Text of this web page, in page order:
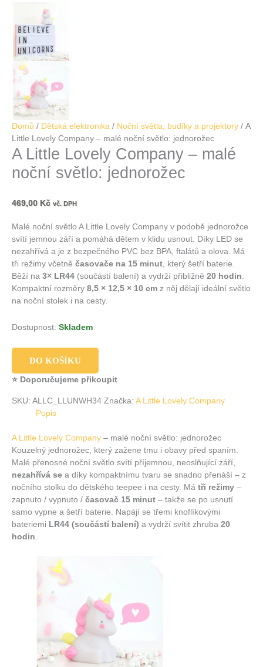
Domů / Dětská elektronika / Noční světla, budíky a projektory / A
Little Lovely Company – malé noční světlo: jednorožec
A Little Lovely Company – malé
noční světlo: jednorožec
469,00 Kč vč. DPH
Malé noční světlo A Little Lovely Company v podobě jednorožce
svítí jemnou září a pomáhá dětem v klidu usnout. Díky LED se
nezahřívá a je z bezpečného PVC bez BPA, ftalátů a olova. Má
tři režimy včetně časovače na 15 minut, který šetří baterie.
Běží na 3× LR44 (součástí balení) a vydrží přibližně 20 hodin.
Kompaktní rozměry 8,5 × 12,5 × 10 cm z něj dělají ideální světlo
na noční stolek i na cesty.
Dostupnost: Skladem
DO KOŠÍKU
⭐ Doporučujeme přikoupit
SKU: ALLC_LLUNWH34 Značka: A Little Lovely Company
Popis
A Little Lovely Company – malé noční světlo: jednorožec
Kouzelný jednorožec, který zažene tmu i obavy před spaním.
Malé přenosné noční světlo svítí příjemnou, neoslňující září,
nezahřívá se a díky kompaktnímu tvaru se snadno přenáší – z
nočního stolku do dětského teepee i na cesty. Má tři režimy –
zapnuto / vypnuto / časovač 15 minut – takže se po usnutí
samo vypne a šetří baterie. Napájí se třemi knoflíkovými
bateriemi LR44 (součástí balení) a vydrží svítit zhruba 20
hodin